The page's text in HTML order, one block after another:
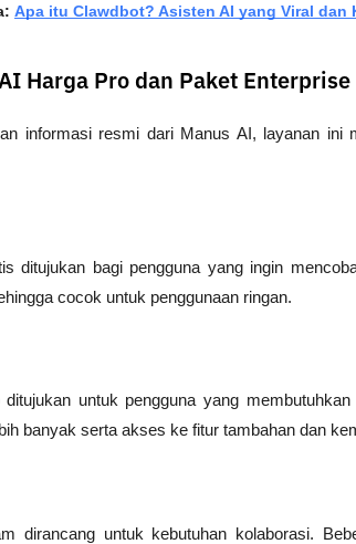
Apa itu Clawdbot? Asisten AI yang Viral dan
Harga Pro dan Paket Enterprise
informasi resmi dari Manus AI, layanan ini
ditujukan bagi pengguna yang ingin
cocok untuk penggunaan ringan.
ditujukan untuk pengguna yang
banyak serta akses ke fitur tambahan dan
dirancang untuk kebutuhan kolaborasi.